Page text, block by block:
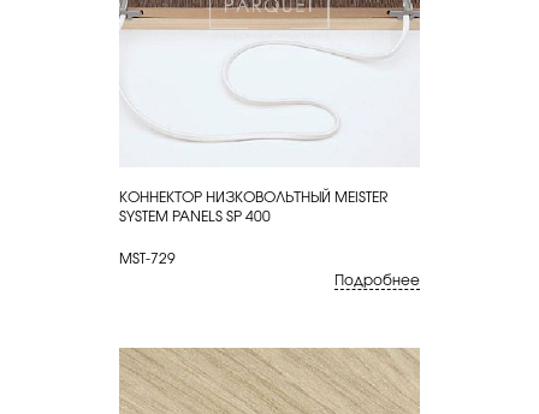
КУПИТЬ
КОННЕКТОР НИЗКОВОЛЬТНЫЙ MEISTER
SYSTEM PANELS SP 400
MST-729
Подробнее